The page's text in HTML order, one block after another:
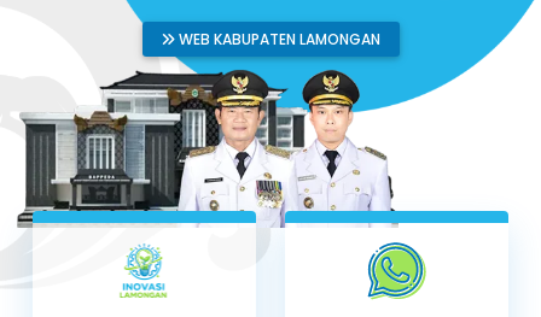
WEB KABUPATEN LAMONGAN